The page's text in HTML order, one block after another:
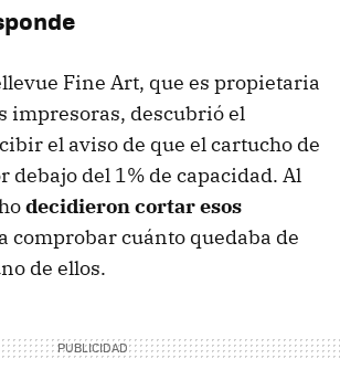
Fine Art, que es propietaria
impresoras, descubrió el
el aviso de que el cartucho de
debajo del 1% de capacidad. Al
decidieron cortar esos
comprobar cuánto quedaba de
de ellos.